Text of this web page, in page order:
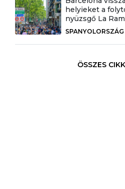
helyieket a
nyüzsgő La
SPANYOLORSZÁG
ÖSSZES CIKK